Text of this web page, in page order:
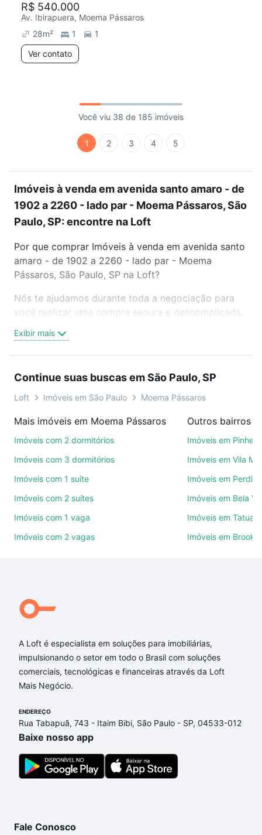
R$ 540.000
Av. Ibirapuera, Moema Pássaros
28m² 1
1
Ver contato
Você viu 38 de 185 imóveis
1 2 3 4 5
Imóveis à venda em avenida santo amaro - de
1902 a 2260 - lado par - Moema Pássaros, São
Paulo, SP: encontre na Loft
Por que comprar Imóveis à venda em avenida santo
amaro - de 1902 a 2260 - lado par - Moema
Pássaros, São Paulo, SP na Loft?
Nós te ajudamos durante toda a negociação para
você realizar uma compra segura e descomplicada.
trabalho e do metrô, aqui você vai encontrar a
oferta ideal de Imóveis à venda em avenida santo
Pássaros, São Paulo, SP para conquistar seu sonho.
Agende uma visita presencial ou por videochamada,
mais de 46 mil corretores e imobiliárias te ajudando
na compra, venda ou troca de imóveis.
Como escolher um imóvel?
Use barra de busca no topo para pesquisar por
ruas, bairros e até condomínios favoritos. Você
também pode usar os filtros como quantidade de
combinar perfeitamente com o preço, metragem e
par - Moema Pássaros, São Paulo, SP ideal para
você na Loft.
amaro - de 1902 a 2260 - lado par - Moema
Pássaros, São Paulo, SP?
Aqui na Loft temos a oferta ideal para você, com
a 2260 - lado par - Moema Pássaros, São Paulo, SP
que custam a partir de R$ 0 e com nossas opções
de financiamento imobiliário as parcelas podem se
adequar ao seu orçamento. Se ainda tem alguma
dúvida dos custos envolvidos no processo de
conforto. Loft, com você até as chaves.
Exibir mais
Continue suas buscas em São Paulo, SP
Loft Imóveis em São Paulo Moema Pássaros
Mais imóveis em Moema Pássaros
Imóveis com 2 dormitórios
Imóveis com 3 dormitórios
Imóveis com 1 suíte
Imóveis com 2 suítes
Imóveis com 1 vaga
Imóveis com 2 vagas
Outros bairros
Imóveis em
Imóveis em Vila
Imóveis em
Imóveis em Bela
Imóveis em
Imóveis em
A Loft é especialista em soluções para imobiliárias,
impulsionando o setor em todo o Brasil com soluções
comerciais, tecnológicas e financeiras através da Loft
Mais Negócio.
ENDEREÇO
Rua Tabapuã, 743 - Itaim Bibi, São Paulo - SP, 04533-012
Baixe nosso app
Fale Conosco